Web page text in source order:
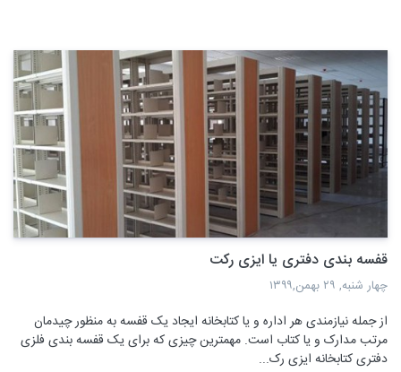
قفسه بندی دفتری یا ایزی رکت
چهار شنبه, ۲۹ بهمن,۱۳۹۹
از جمله نیازمندی هر اداره و یا کتابخانه ایجاد یک قفسه به منظور چیدمان
مرتب مدارک و یا کتاب است. مهمترین چیزی که برای یک قفسه بندی فلزی
دفتری کتابخانه ایزی رک...